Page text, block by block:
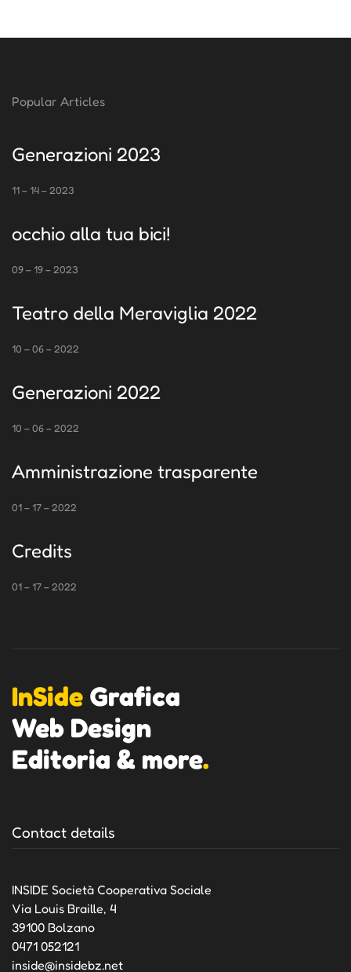
Popular Articles
Generazioni 2023
11 – 14 – 2023
occhio alla tua bici!
09 – 19 – 2023
Teatro della Meraviglia 2022
10 – 06 – 2022
Generazioni 2022
10 – 06 – 2022
Amministrazione trasparente
01 – 17 – 2022
Credits
01 – 17 – 2022
InSide Grafica
Web Design
Editoria & more.
Contact details
INSIDE Società Cooperativa Sociale
Via Louis Braille, 4
39100 Bolzano
0471 052121
inside@insidebz.net